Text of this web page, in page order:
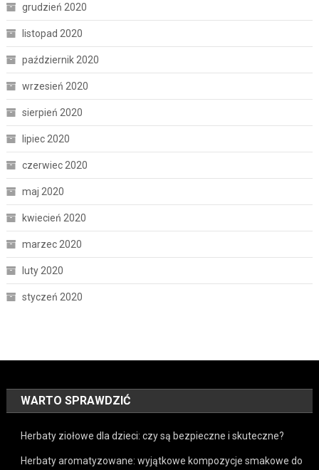
grudzień 2020
listopad 2020
październik 2020
wrzesień 2020
sierpień 2020
lipiec 2020
czerwiec 2020
maj 2020
kwiecień 2020
marzec 2020
luty 2020
styczeń 2020
WARTO SPRAWDZIĆ
Herbaty ziołowe dla dzieci: czy są bezpieczne i skuteczne?
Herbaty aromatyzowane: wyjątkowe kompozycje smakowe do